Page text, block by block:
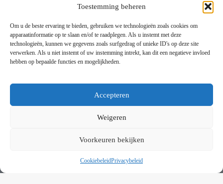
Toestemming beheren
Om u de beste ervaring te bieden, gebruiken we technologieën zoals cookies om
apparaatinformatie op te slaan en/of te raadplegen. Als u instemt met deze
technologieën, kunnen we gegevens zoals surfgedrag of unieke ID's op deze site
verwerken. Als u niet instemt of uw instemming intrekt, kan dit een negatieve invloed
hebben op bepaalde functies en mogelijkheden.
Accepteren
Weigeren
Voorkeuren bekijken
CookiebeleidPrivacybeleid
Partytent huren
Handleiding partytenten
VOORWAARDEN
Algemene voorwaarden
Privacybeleid
Contact
Schrijf je in op onze nieuwsbrief en blijf op de hoogte van
This website uses cookies to improve your experience. By using
this website you agree to ourData Protection Policy